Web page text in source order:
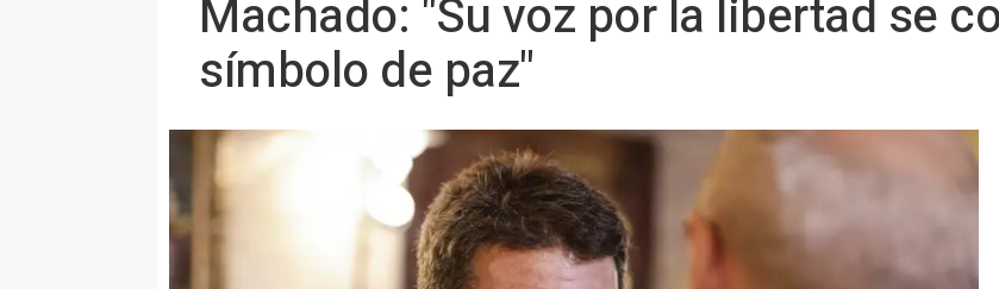
Machado: "Su voz por la libertad se
símbolo de paz"